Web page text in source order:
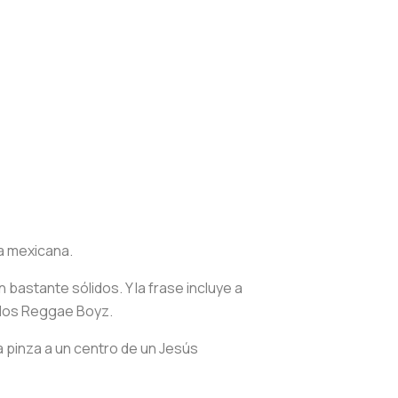
mexicana.
sólidos. Y la frase incluye a
Reggae Boyz.
a un centro de un Jesús